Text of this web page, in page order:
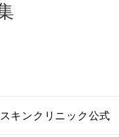
キンクリニック公式